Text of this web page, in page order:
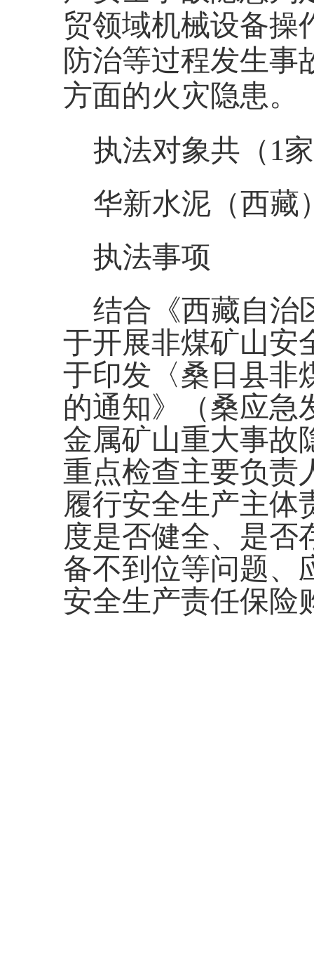
贸领域机械设备操
防治等过程发生事
方面的火灾隐患。
执法对象共（1
华新水泥（西藏
执法事项
结合《西藏自治
于开展非煤矿山安
于印发〈桑日县非
的通知》（桑应急
金属矿山重大事故
重点检查主要负责
履行安全生产主体
度是否健全、是否
备不到位等问题、
安全生产责任保险